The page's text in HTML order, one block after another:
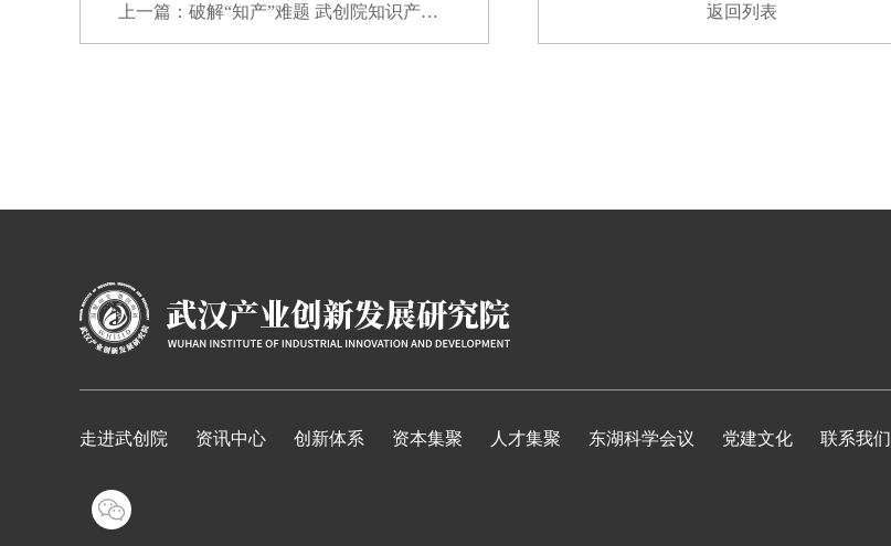
上一篇：破解“知产”难题 武创院知识产权赋能培... 返回列表
走进武创院 资讯中心 创新体系 资本集聚 人才集聚 东湖科学会议 党建文化 联系我们